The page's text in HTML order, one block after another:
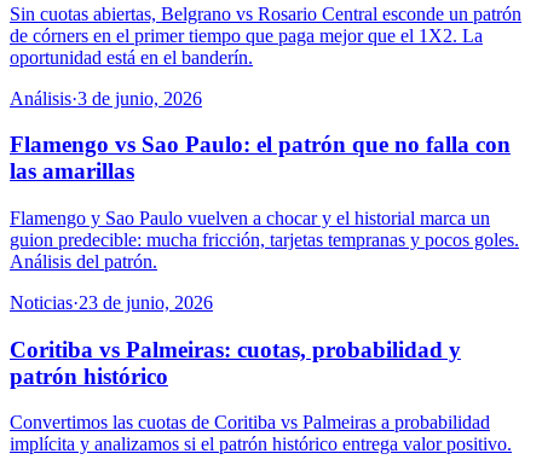
Sin cuotas abiertas, Belgrano vs Rosario Central esconde un patrón
de córners en el primer tiempo que paga mejor que el 1X2. La
oportunidad está en el banderín.
Análisis·3 de junio, 2026
Flamengo vs Sao Paulo: el patrón que no falla con
las amarillas
Flamengo y Sao Paulo vuelven a chocar y el historial marca un
guion predecible: mucha fricción, tarjetas tempranas y pocos goles.
Análisis del patrón.
Noticias·23 de junio, 2026
Coritiba vs Palmeiras: cuotas, probabilidad y
patrón histórico
Convertimos las cuotas de Coritiba vs Palmeiras a probabilidad
implícita y analizamos si el patrón histórico entrega valor positivo.